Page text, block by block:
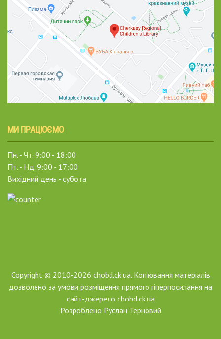
МИ ПРАЦЮЄМО
Пн. - Чт. 9:00 - 18:00
Пт. - Нд. 9:00 - 17:00
Вихідний день - субота
Copyright © 2010-2026 chobd.ck.ua. Копіювання матеріалів
дозволено за умови розміщення прямого гіперпосилання на
сайт-джерело chobd.ck.ua
Розроблено Руслан Терновий